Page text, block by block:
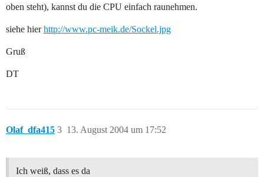
oben steht), kannst du die CPU einfach raunehmen.
siehe hierhttp://www.pc-meik.de/Sockel.jpg
Gruß
DT
Olaf_dfa415 13. August 2004 um 17:52
3
Ich weiß, dass es da